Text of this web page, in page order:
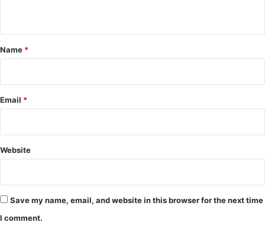
*
Name *
Email *
Website
Save my name, email, and website in this browser for the next time
I comment.